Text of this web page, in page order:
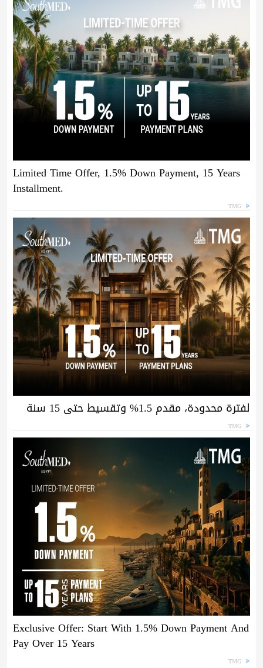
Limited Time Offer, 1.5% Down Payment, 15 Years
Installment.
TMG
لفترة محدودة، مقدم 1.5% وتقسيط حتى 15 سنة
TMG
Exclusive Offer: Start With 1.5% Down Payment And
Pay Over 15 Years
TMG